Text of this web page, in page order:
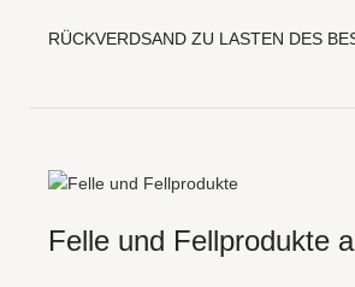
RÜCKVERDSAND ZU LASTEN DES
Felle und Fellprodukte